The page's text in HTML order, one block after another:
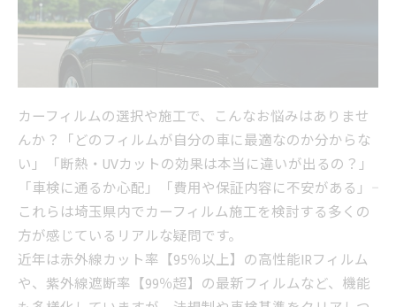
カーフィルムの選択や施工で、こんなお悩みはありませ
んか？「どのフィルムが自分の車に最適なのか分からな
い」「断熱・UVカットの効果は本当に違いが出るの？」
「車検に通るか心配」「費用や保証内容に不安がある」――
これらは埼玉県内でカーフィルム施工を検討する多くの
方が感じているリアルな疑問です。
近年は赤外線カット率【95％以上】の高性能IRフィルム
や、紫外線遮断率【99％超】の最新フィルムなど、機能